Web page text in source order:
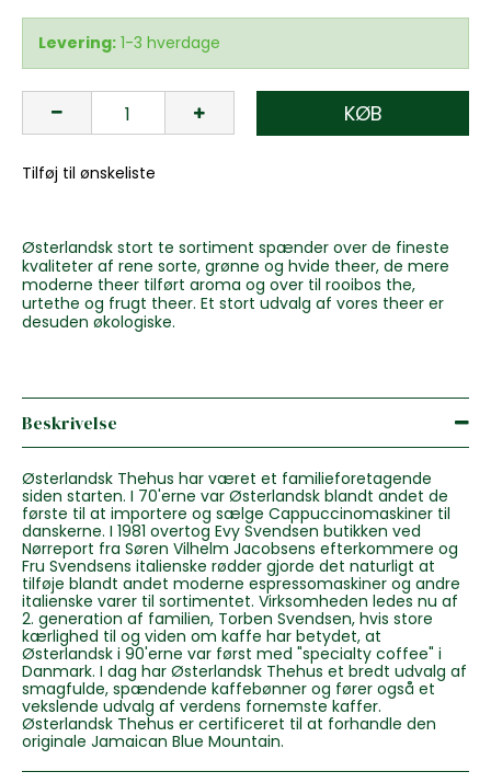
Levering: 1-3 hverdage
KØB
Tilføj til ønskeliste
Østerlandsk stort te sortiment spænder over de fineste
kvaliteter af rene sorte, grønne og hvide theer, de mere
moderne theer tilført aroma og over til rooibos the,
urtethe og frugt theer. Et stort udvalg af vores theer er
desuden økologiske.
Beskrivelse
Østerlandsk Thehus har været et familieforetagende
siden starten. I 70'erne var Østerlandsk blandt andet de
første til at importere og sælge Cappuccinomaskiner til
danskerne. I 1981 overtog Evy Svendsen butikken ved
Nørreport fra Søren Vilhelm Jacobsens efterkommere og
Fru Svendsens italienske rødder gjorde det naturligt at
tilføje blandt andet moderne espressomaskiner og andre
italienske varer til sortimentet. Virksomheden ledes nu af
2. generation af familien, Torben Svendsen, hvis store
kærlighed til og viden om kaffe har betydet, at
Østerlandsk i 90'erne var først med "specialty coffee" i
Danmark. I dag har Østerlandsk Thehus et bredt udvalg af
smagfulde, spændende kaffebønner og fører også et
vekslende udvalg af verdens fornemste kaffer.
Østerlandsk Thehus er certificeret til at forhandle den
originale Jamaican Blue Mountain.